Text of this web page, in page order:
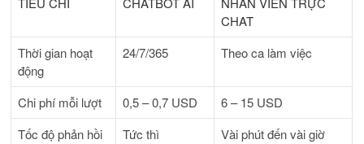
CHAT
Thời gian hoạt
động
24/7/365 Theo ca làm việc
Chi phí mỗi lượt 0,5 – 0,7 USD
6 – 15 USD
Tốc độ phản hồi
Tức thì
Vài phút đến vài giờ